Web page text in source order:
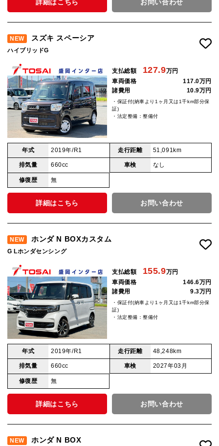
詳細はこちら お問い合わせ
NEW スズキ スペーシア
ハイブリッドG
支払総額 127.9万円
車両価格
117.0万円
諸費用
10.9万円
・保証付(納車より1ヶ月又は1千km部分保
証)
・法定整備：整備付
年式 2019年/R1 走行距離 51,091km
排気量 660cc 車検 なし
修復歴 無
詳細はこちら お問い合わせ
NEW ホンダ N BOXカスタム
G Lホンダセンシング
支払総額 155.9万円
車両価格
146.6万円
諸費用
9.3万円
・保証付(納車より1ヶ月又は1千km部分保
証)
・法定整備：整備付
年式 2019年/R1 走行距離 48,248km
排気量 660cc 車検 2027年03月
修復歴 無
詳細はこちら お問い合わせ
NEW ホンダ N BOX